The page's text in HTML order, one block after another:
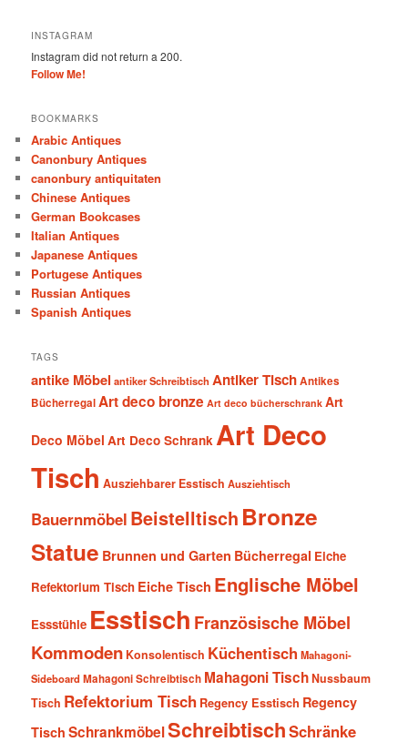
INSTAGRAM
Instagram did not return a 200.
Follow Me!
BOOKMARKS
Arabic Antiques
Canonbury Antiques
canonbury antiquitaten
Chinese Antiques
German Bookcases
Italian Antiques
Japanese Antiques
Portugese Antiques
Russian Antiques
Spanish Antiques
TAGS
antike Möbel antiker Schreibtisch Antiker TischAntikes
BücherregalArt deco bronze Art deco bücherschrank Art
Deco Möbel Art Deco Schrank Art Deco
Tisch Ausziehbarer Esstisch Ausziehtisch
Bauernmöbel Beistelltisch Bronze
Statue Brunnen und Garten Bücherregal Eiche
Refektorium Tisch Eiche Tisch Englische Möbel
Essstühle Esstisch Französische Möbel
Kommoden Konsolentisch Küchentisch Mahagoni-
SideboardMahagoni Schreibtisch Mahagoni TischNussbaum
Tisch Refektorium Tisch Regency Esstisch Regency
Tisch SchrankmöbelSchreibtischSchränke